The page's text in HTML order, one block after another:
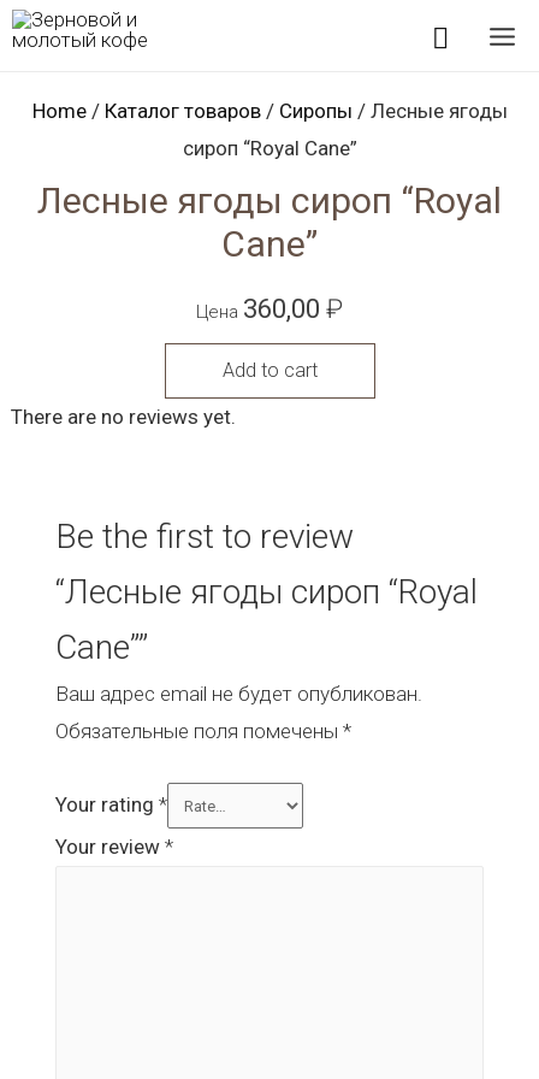
Перейти
Поиск
Home/ Каталог товаров/ Сиропы / Лесные ягоды
сироп “Royal Cane”
Лесные ягоды сироп “Royal
Cane”
Цена 360,00 ₽
Add to cart
There are no reviews yet.
Be the first to review
“Лесные ягоды сироп “Royal
Cane””
Ваш адрес email не будет опубликован.
Обязательные поля помечены *
Your rating *
Your review *